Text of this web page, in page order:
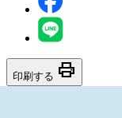
印刷する print